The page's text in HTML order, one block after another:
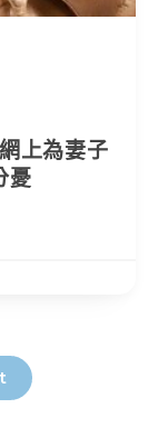
上為妻子
憂